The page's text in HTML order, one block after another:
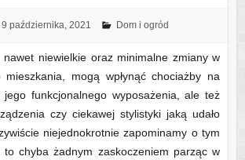
9 października, 2021 Dom i ogród
niewielkie oraz minimalne zmiany w
mieszkania, mogą wpłynąć chociażby na
funkcjonalnego wyposażenia, ale też
czy ciekawej stylistyki jaką udało
niejednokrotnie zapominamy o tym
chyba żadnym zaskoczeniem parząc w